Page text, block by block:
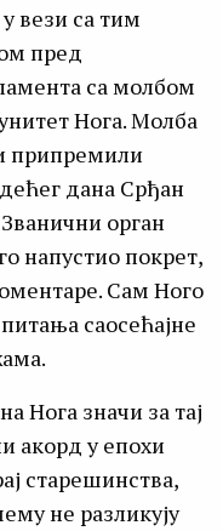
вези са тим
пред
са молбом
Нога. Молба
припремили
дана Срђан
орган
напустио покрет,
Сам Ного
саосећајне
Нога значи за тај
акорд у епохи
старешинства,
не разликују